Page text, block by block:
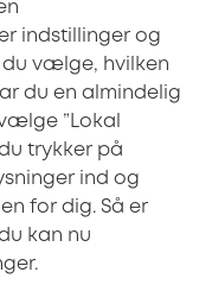
indstillinger og
vælge, hvilken
du en almindelig
”Lokal
trykker på
ind og
for dig. Så er
kan nu